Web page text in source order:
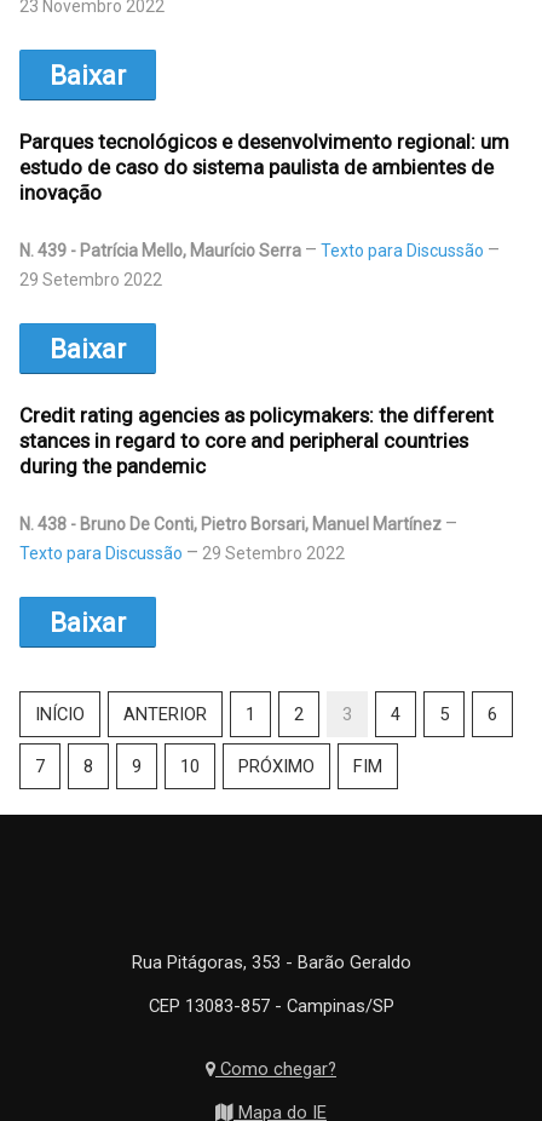
23 Novembro 2022
Baixar
Parques tecnológicos e desenvolvimento regional: um
estudo de caso do sistema paulista de ambientes de
inovação
N. 439 - Patrícia Mello, Maurício Serra
Texto para Discussão
29 Setembro 2022
Baixar
Credit rating agencies as policymakers: the different
stances in regard to core and peripheral countries
during the pandemic
N. 438 - Bruno De Conti, Pietro Borsari, Manuel Martínez
Texto para Discussão
29 Setembro 2022
Baixar
INÍCIO ANTERIOR 1 2 3 4 5 6
7 8 9 10 PRÓXIMO FIM
Rua Pitágoras, 353 - Barão Geraldo
CEP 13083-857 - Campinas/SP
Como chegar?
Mapa do IE